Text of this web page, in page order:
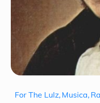
For The Lulz, Musica,